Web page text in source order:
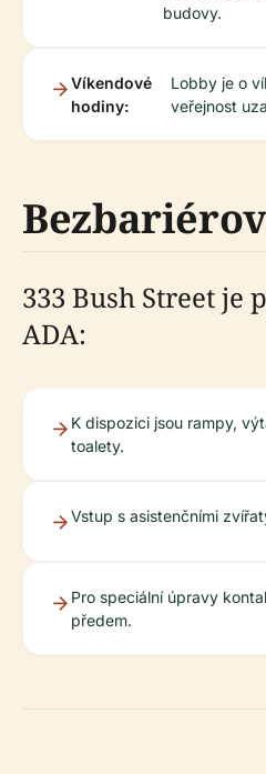
budovy.
Víkendové
hodiny:
Lobby je o
veřejnost
333 Bush Street je
ADA:
K dispozici jsou rampy,
toalety.
Vstup s asistenčními
Pro speciální úpravy
předem.